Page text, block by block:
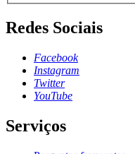
Redes Sociais
Facebook
Instagram
Twitter
YouTube
Serviços